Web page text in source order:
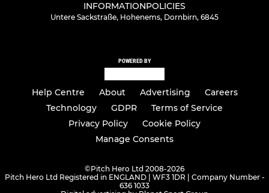
INFORMATIONPOLICIES
Untere Sackstraße, Hohenems, Dornbirn, 6845
POWERED BY
Help Centre About Advertising
Careers
Technology
GDPR
Terms of Service
Privacy Policy
Cookie Policy
Manage Consents
©Pitch Hero Ltd 2008-2026
Pitch Hero Ltd Registered in ENGLAND | WF3 1DR | Company Number -
636 1033